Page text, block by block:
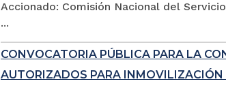
Accionado: Comisión Nacional del
...
CONVOCATORIA PÚBLICA PARA LA
AUTORIZADOS PARA INMOVILIZACIÓN